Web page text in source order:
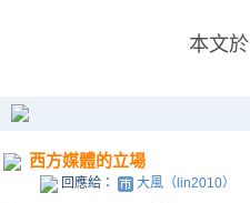
本文於
西方媒體的立場
回應給： 大風（lin2010）